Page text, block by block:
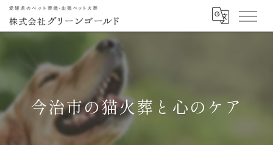
今治市の猫火葬と心のケア